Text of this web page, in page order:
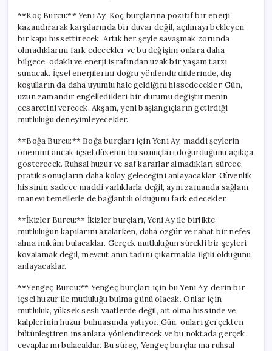
**Koç Burcu:** Yeni Ay, Koç burçlarına pozitif bir enerji
kazandırarak karşılarında bir duvar değil, açılmayı bekleyen
bir kapı hissettirecek. Artık her şeyle savaşmak zorunda
olmadıklarını fark edecekler ve bu değişim onlara daha
bilgece, odaklı ve enerji israfından uzak bir yaşam tarzı
sunacak. İçsel enerjilerini doğru yönlendirdiklerinde, dış
koşulların da daha uyumlu hale geldiğini hissedecekler. Gün,
uzun zamandır engelledikleri bir durumu değiştirmenin
cesaretini verecek. Akşam, yeni başlangıçların getirdiği
mutluluğu deneyimleyecekler.
**Boğa Burcu:** Boğa burçları için Yeni Ay, maddi şeylerin
önemini ancak içsel düzenin bu sonuçları doğurduğunu açıkça
gösterecek. Ruhsal huzur ve saf kararlar almadıkları sürece,
pratik sonuçların daha kolay geleceğini anlayacaklar. Güvenlik
hissinin sadece maddi varlıklarla değil, aynı zamanda sağlam
manevi temellerle de bağlantılı olduğunu fark edecekler.
**İkizler Burcu:** İkizler burçları, Yeni Ay ile birlikte
mutluluğun kapılarını aralarken, daha özgür ve rahat bir nefes
alma imkânı bulacaklar. Gerçek mutluluğun sürekli bir şeyleri
kovalamak değil, mevcut anın tadını çıkarmakla ilgili olduğunu
anlayacaklar.
**Yengeç Burcu:** Yengeç burçları için bu Yeni Ay, derin bir
içsel huzur ile mutluluğu bulma günü olacak. Onlar için
mutluluk, yüksek sesli vaatlerde değil, ait olma hissinde ve
kalplerinin huzur bulmasında yatıyor. Gün, onları gerçekten
bütünleştiren insanlara yönlendirecek ve bu noktada gerçek
cevaplarını bulacaklar. Bu süreç, Yengeç burçlarına ruhsal